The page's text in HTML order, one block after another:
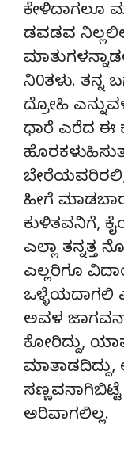
ಕೇಳಿದಾಗಲೂ
ಡವಡವ
ನಿ0ತಳು. ತನ್ನ
ದ್ರೋಹಿ
ಧಾರೆ ಎರೆದ ಈ
ಬೇರೆಯವರಿರಲಿ,
ಹೀಗೆ
ಕುಳಿತವನಿಗೆ,
ಎಲ್ಲಾ ತನ್ನತ್ತ
ಎಲ್ಲರಿಗೂ
ಒಳ್ಳೆಯದಾಗಲಿ
ಅವಳ
ಕೋರಿದ್ದು,
ಮಾತಾಡದಿದ್ದು,
ಅರಿವಾಗಲಿಲ್ಲ.